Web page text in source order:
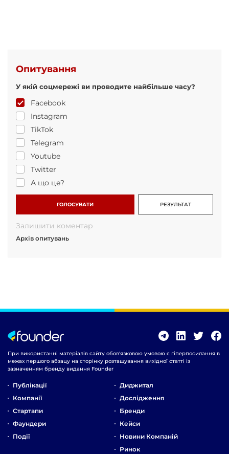
Опитування
У якій соцмережі ви проводите найбільше часу?
Facebook
Instagram
TikTok
Telegram
Youtube
Twitter
А що це?
ГОЛОСУВАТИ РЕЗУЛЬТАТ
Залишити коментар
Архів опитувань
При використанні матеріалів сайту обов'язковою умовою є гіперпосилання в
межах першого абзацу на сторінку розташування вихідної статті із
зазначенням бренду видання Founder
Публікації
Компанії
Стартапи
Фаундери
Події
Диджитал
Дослідження
Бренди
Кейси
Новини Компаній
Ринок